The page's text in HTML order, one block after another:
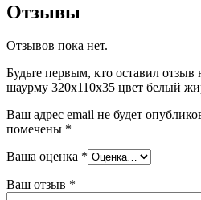
Отзывы
Отзывов пока нет.
Будьте первым, кто оставил
шаурму 320x110x35 цвет белый
Ваш адрес email не будет
помечены *
Ваша оценка *
Ваш отзыв *